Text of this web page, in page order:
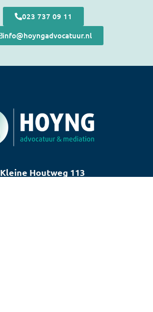
023 737 09 11
info@hoyngadvocatuur.nl
Kleine Houtweg 113